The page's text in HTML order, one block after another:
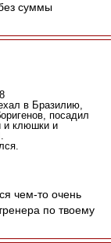
суммы
в Бразилию,
посадил
и клюшки и
чем-то очень
по твоему